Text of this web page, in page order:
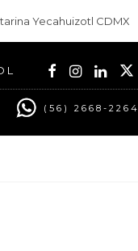
Yecahuizotl CDMX
(56) 2668-2264